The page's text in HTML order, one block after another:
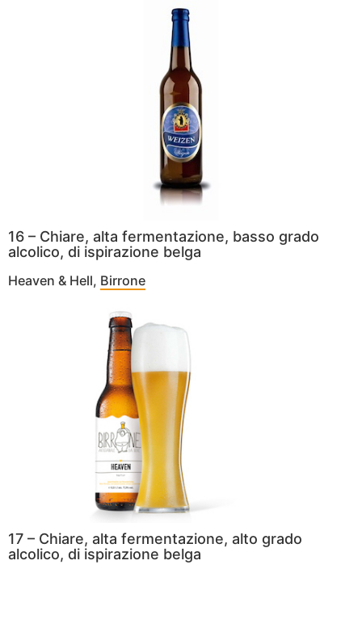
16 – Chiare, alta fermentazione, basso grado
alcolico, di ispirazione belga
Heaven & Hell, Birrone
17 – Chiare, alta fermentazione, alto grado
alcolico, di ispirazione belga